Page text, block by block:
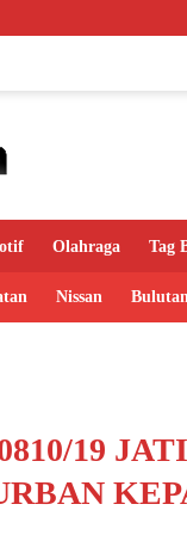
Babinsa
Olahraga Tag
Nissan
19